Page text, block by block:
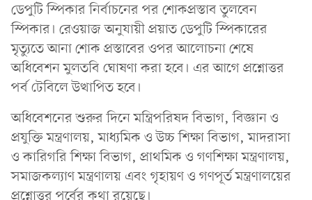
ডেপুটি স্পিকার নির্বাচনের পর শোকপ্রস্তাব তুলবেন
স্পিকার। রেওয়াজ অনুযায়ী প্রয়াত ডেপুটি স্পিকারের
মৃত্যুতে আনা শোক প্রস্তাবের ওপর আলোচনা শেষে
অধিবেশন মুলতবি ঘোষণা করা হবে। এর আগে প্রশ্নোত্তর
পর্ব টেবিলে উত্থাপিত হবে।
অধিবেশনের শুরুর দিনে মন্ত্রিপরিষদ বিভাগ, বিজ্ঞান ও
প্রযুক্তি মন্ত্রণালয়, মাধ্যমিক ও উচ্চ শিক্ষা বিভাগ, মাদরাসা
ও কারিগরি শিক্ষা বিভাগ, প্রাথমিক ও গণশিক্ষা মন্ত্রণালয়,
সমাজকল্যাণ মন্ত্রণালয় এবং গৃহায়ণ ও গণপূর্ত মন্ত্রণালয়ের
প্রশ্নোত্তর পর্বের কথা রয়েছে।